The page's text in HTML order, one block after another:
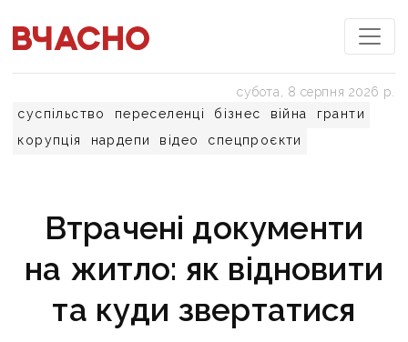
суспільство переселенці бізнес війна
гранти
корупція
нардепи відео спецпроєкти
субота, 8 серпня 2026 р.
Втрачені документи
на житло: як відновити
та куди звертатися